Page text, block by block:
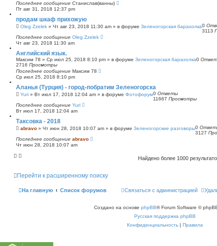
Последнее сообщение Станислав(ванны)
Пт авг 31, 2018 12:37 pm
продам шкаф прихожую
Oleg Zzelek » Чт авг 23, 2018 11:30 am » в форуме Зеленогорская барахолка0
3113
Последнее сообщение Oleg Zzelek
Чт авг 23, 2018 11:30 am
Английский язык.
Максим 78 » Ср июл 25, 2018 8:10 pm » в форуме Зеленогорская барахолка0
2716 Просмотры
Последнее сообщение Максим 78
Ср июл 25, 2018 8:10 pm
Аланья (Турция) - город-побратим Зеленогорска
Yuri » Вт июл 17, 2018 12:04 am » в форуме Фотофорум0 Ответы
11667 Просмотры
Последнее сообщение Yuri
Вт июл 17, 2018 12:04 am
Таксовка - 2018
abravo » Чт июн 28, 2018 10:07 am » в форуме Зеленогорские разговоры0
3127
Последнее сообщение abravo
Чт июн 28, 2018 10:07 am
Найдено более 1000
Перейти к расширенному поиску
На главную Список форумов Связаться с администрацией
Создано на основе phpBB® Forum Software ©
Русская поддержка phpBB
Конфиденциальность | Правила